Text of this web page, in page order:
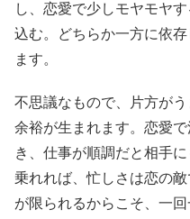
し、恋愛で少しモヤモヤ
込む。どちらか一方に依
ます。
不思議なもので、片方が
余裕が生まれます。恋愛
き、仕事が順調だと相手
乗れれば、忙しさは恋の
が限られるからこそ、一